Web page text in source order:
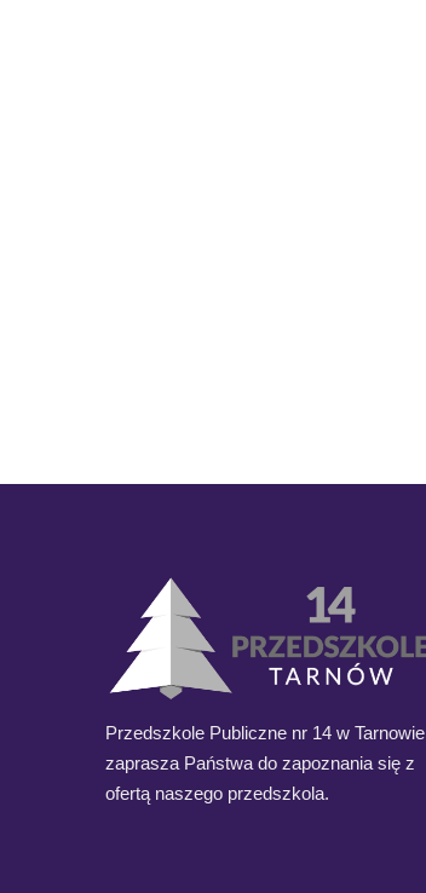
Przedszkole Publiczne nr 14 w Tarnowie
zaprasza Państwa do zapoznania się z
ofertą naszego przedszkola.